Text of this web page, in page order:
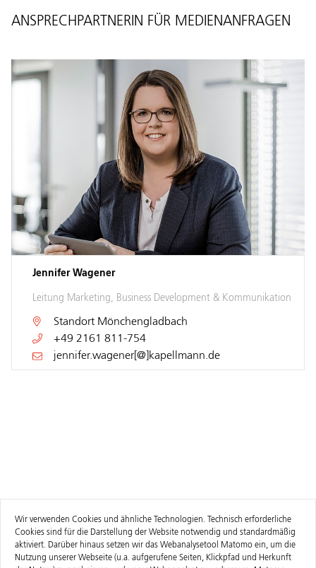
ANSPRECHPARTNERIN FÜR MEDIENANFRAGEN
Jennifer Wagener
Leitung Marketing, Business Development & Kommunikation
Standort Mönchengladbach
+49 2161 811-754
jennifer.wagener[@]kapellmann.de
Wir verwenden Cookies und ähnliche Technologien. Technisch erforderliche
Cookies sind für die Darstellung der Website notwendig und standardmäßig
aktiviert. Darüber hinaus setzen wir das Webanalysetool Matomo ein, um die
Nutzung unserer Webseite (u.a. aufgerufene Seiten, Klickpfad und Herkunft